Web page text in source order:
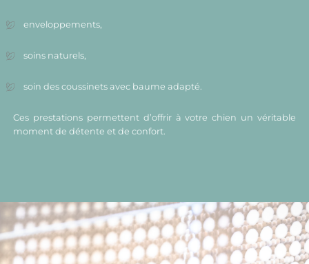
enveloppements,
soins naturels,
soin des coussinets avec baume adapté.
Ces prestations permettent d’offrir à votre chien un véritable
moment de détente et de confort.